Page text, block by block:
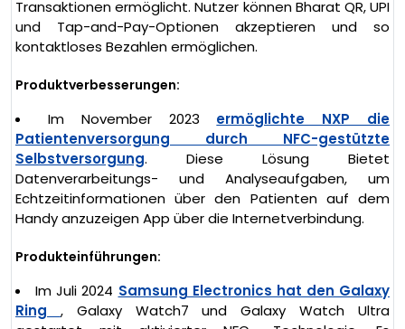
Transaktionen ermöglicht. Nutzer können Bharat QR, UPI
und Tap-and-Pay-Optionen akzeptieren und so
kontaktloses Bezahlen ermöglichen.
Produktverbesserungen:
Im November 2023 ermöglichte NXP die
Patientenversorgung durch NFC-gestützte
Selbstversorgung. Diese Lösung Bietet
Datenverarbeitungs- und Analyseaufgaben, um
Echtzeitinformationen über den Patienten auf dem
Handy anzuzeigen App über die Internetverbindung.
Produkteinführungen:
Im Juli 2024 Samsung Electronics hat den Galaxy
Ring , Galaxy Watch7 und Galaxy Watch Ultra